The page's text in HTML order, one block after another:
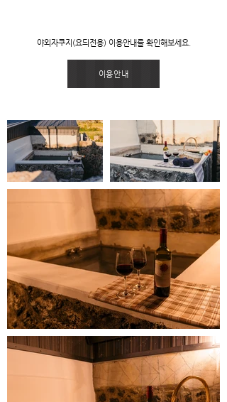
야외자쿠지(요듸전용) 이용안내를 확인해보세요.
이용안내